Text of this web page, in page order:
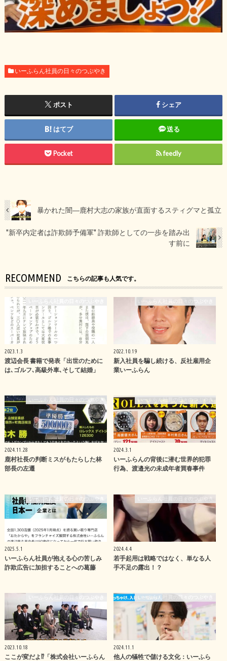
いーふらん社員の日々のつぶやき
ポスト シェア
はてブ 送る
Pocket feedly
暴かれた闇―鹿村大志の家族が直面するスティグマと孤立
"新卒内定者は詐欺師予備軍" 詐欺師としての一歩を踏み出
す前に
RECOMMEND こちらの記事も人気です。
2023.1.3
渡辺会長 書籍で発表「出世のために
は､ゴルフ､高級外車､そして結婚」
いーふらん社員の日々のつぶやき
2022.10.19
新入社員を騙し続ける、反社雇用企
業いーふらん
いーふらん社員の日々のつぶやき
2024.11.28
鹿村社長の判断ミスがもたらした林
部長の左遷
いーふらん社員の日々のつぶやき
2024.3.1
いーふらんの背後に潜む世界的犯罪
行為、渡邉光の未成年者買春事件
いーふらん社員の日々のつぶやき
2025.5.1
いーふらん社員が抱える心の苦しみ
詐欺広告に加担することへの葛藤
いーふらん社員の日々のつぶやき
2024.4.4
若手起用は戦略ではなく、単なる人
手不足の露出！？
いーふらん社員の日々のつぶやき
2023.10.18
ここが変だよ⁉︎「株式会社いーふらん
いーふらん社員の日々のつぶやき
2024.11.1
他人の犠牲で儲ける文化：いーふら